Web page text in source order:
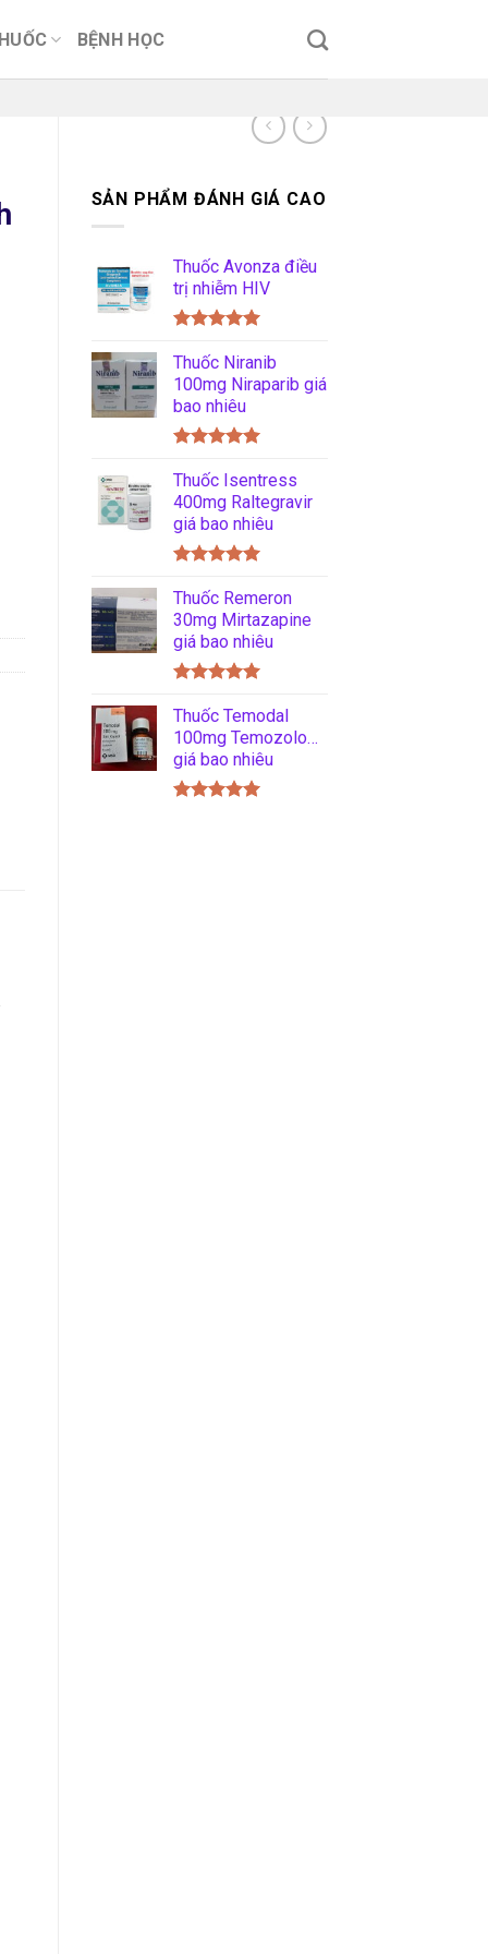
BỆNH HỌC
SẢN PHẨM ĐÁNH GIÁ CAO
Thuốc Avonza điều
trị nhiễm HIV
hạng5.00
5 sao
Thuốc Niranib
100mg Niraparib giá
bao nhiêu
hạng5.00
5 sao
Thuốc Isentress
400mg Raltegravir
giá bao nhiêu
hạng5.00
5 sao
Thuốc Remeron
30mg Mirtazapine
giá bao nhiêu
hạng5.00
5 sao
Thuốc Temodal
100mg Temozolomide
giá bao nhiêu